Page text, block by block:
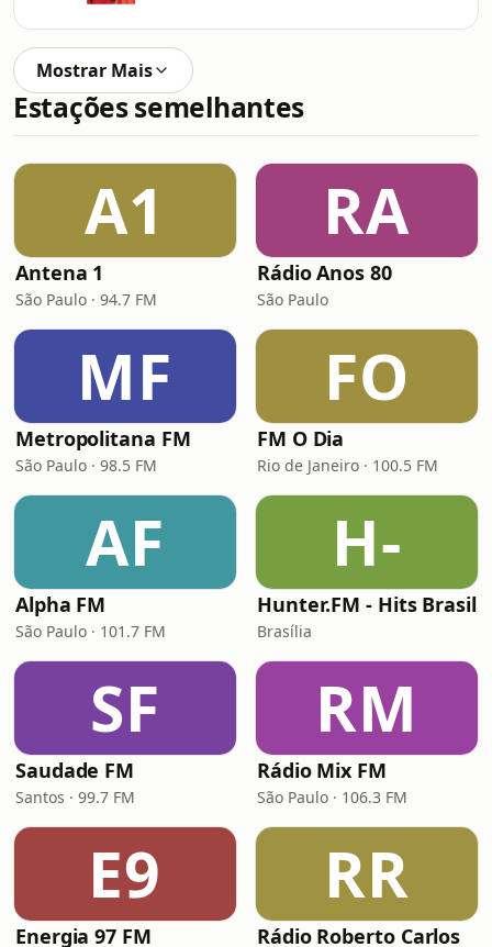
Mostrar Mais
Estações semelhantes
A1
Antena 1
São Paulo · 94.7 FM
RA
Rádio Anos 80
São Paulo
MF
Metropolitana FM
São Paulo · 98.5 FM
FO
FM O Dia
Rio de Janeiro · 100.5 FM
AF
Alpha FM
São Paulo · 101.7 FM
H-
Hunter.FM - Hits Brasil
Brasília
SF
Saudade FM
Santos · 99.7 FM
RM
Rádio Mix FM
São Paulo · 106.3 FM
E9
Energia 97 FM
RR
Rádio Roberto Carlos